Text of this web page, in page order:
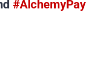
#AlchemyPay